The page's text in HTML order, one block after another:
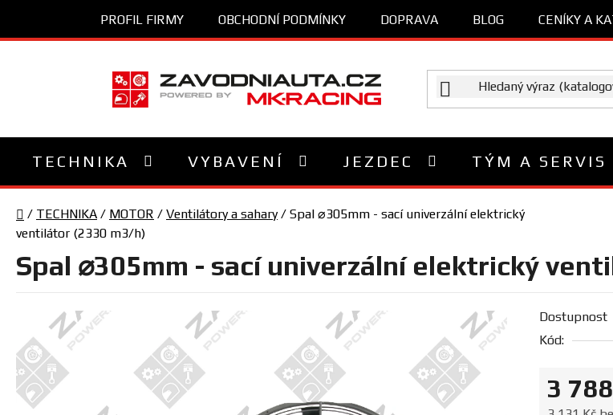
obsah
PROFIL FIRMY OBCHODNÍ PODMÍNKY DOPRAVA BLOG CENÍKY A
TECHNIKA VYBAVENÍ JEZDEC TÝM A SERVIS
Domů
/ TECHNIKA / MOTOR / Ventilátory a sahary / Spal ⌀305mm - sací univerzální elektrický
ventilátor (2330 m3/h)
Spal ⌀305mm - sací univerzální elektrický
Dostupnost
Kód:
3